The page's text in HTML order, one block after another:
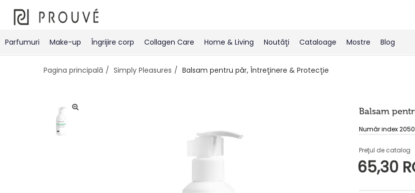
Parfumuri Make-up Îngrijire corp Collagen Care Home & Living Noutăţi Cataloage Mostre Blog
Pagina principală Simply Pleasures Balsam pentru păr, Întreţinere & Protecţie
Balsam
Număr index
Preţul de catalog
65,30